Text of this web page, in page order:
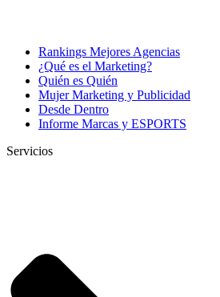
Rankings Mejores Agencias
¿Qué es el Marketing?
Quién es Quién
Mujer Marketing y Publicidad
Desde Dentro
Informe Marcas y ESPORTS
Servicios